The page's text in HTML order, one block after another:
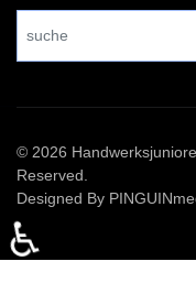
...
© 2026
Reserved.
Designed By